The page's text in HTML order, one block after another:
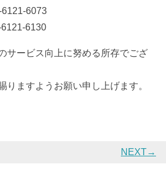
6073
6130
サービス向上に努める所存でござ
りますようお願い申し上げます。
NEXT→